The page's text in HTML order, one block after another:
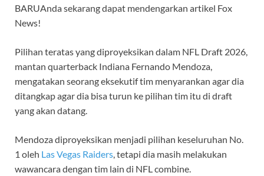
BARUAnda sekarang dapat mendengarkan artikel Fox
News!
Pilihan teratas yang diproyeksikan dalam NFL Draft 2026,
mantan quarterback Indiana Fernando Mendoza,
mengatakan seorang eksekutif tim menyarankan agar dia
ditangkap agar dia bisa turun ke pilihan tim itu di draft
yang akan datang.
Mendoza diproyeksikan menjadi pilihan keseluruhan No.
1 oleh Las Vegas Raiders, tetapi dia masih melakukan
wawancara dengan tim lain di NFL combine.